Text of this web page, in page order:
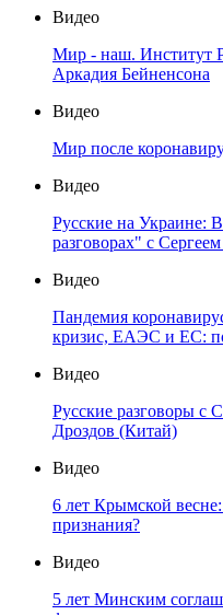
Видео
Мир - наш. Институт
Аркадия Бейненсона
Видео
Мир после
Видео
Русские на Украине:
разговорах" с
Видео
Пандемия
кризис, ЕАЭС и ЕС:
Видео
Русские разговоры с
Дроздов (Китай)
Видео
6 лет Крымской
признания?
Видео
5 лет Минским